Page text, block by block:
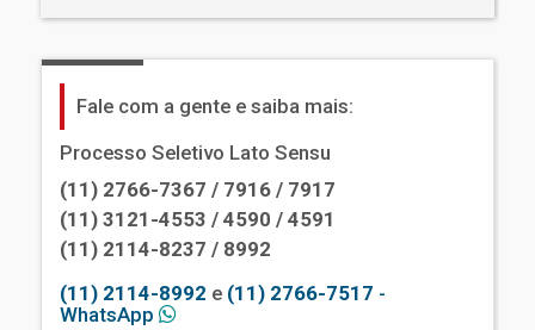
Fale com a gente e saiba mais:
Processo Seletivo Lato Sensu
(11) 2766-7367 / 7916 / 7917
(11) 3121-4553 / 4590 / 4591
(11) 2114-8237 / 8992
(11) 2114-8992 e (11) 2766-7517 -
WhatsApp